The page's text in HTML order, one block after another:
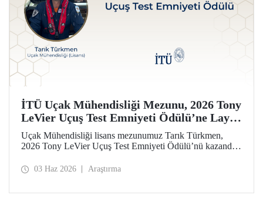
İTÜ Uçak Mühendisliği Mezunu, 2026 Tony
LeVier Uçuş Test Emniyeti Ödülü’ne Layık
Görüldü
Uçak Mühendisliği lisans mezunumuz Tarık Türkmen,
2026 Tony LeVier Uçuş Test Emniyeti Ödülü’nü kazandı.
emniyetine ve literatürüne sağladığı katkıyla bu prestijli
03 Haz 2026 Araştırma